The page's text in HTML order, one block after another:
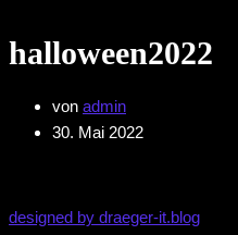
halloween2022
von admin
30. Mai 2022
designed by draeger-it.blog